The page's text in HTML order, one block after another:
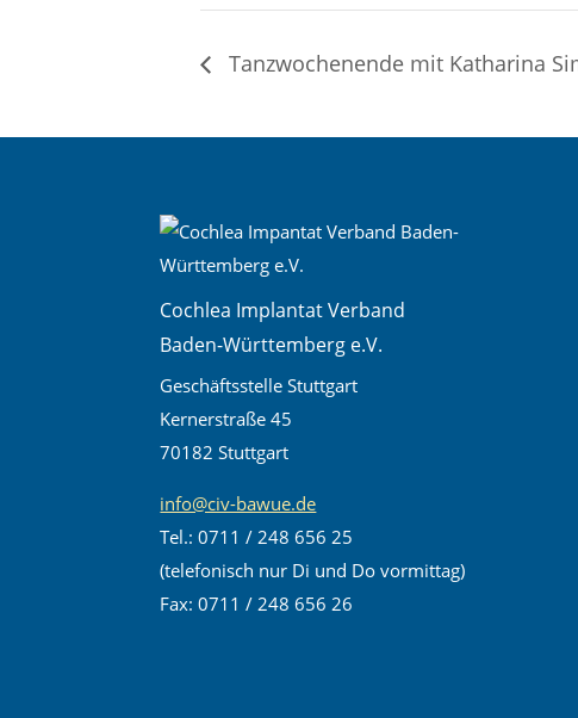
Tanzwochenende mit Katharina
Cochlea Implantat Verband
Baden-Württemberg e.V.
Geschäftsstelle Stuttgart
Kernerstraße 45
70182 Stuttgart
info@civ-bawue.de
Tel.: 0711 / 248 656 25
(telefonisch nur Di und Do vormittag)
Fax: 0711 / 248 656 26